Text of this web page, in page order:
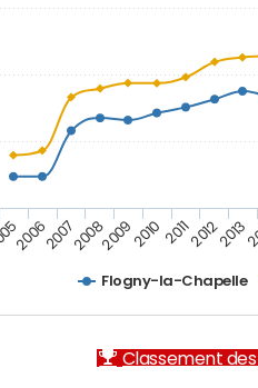
Flogny-la-Chapelle
20062007200820092010 201120122013
Classement